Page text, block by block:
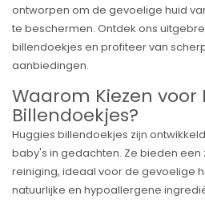
ontworpen om de gevoelige huid
te beschermen. Ontdek ons
billendoekjes en profiteer van
aanbiedingen.
Waarom Kiezen voor
Billendoekjes?
Huggies billendoekjes zijn
baby's in gedachten. Ze bieden
reiniging, ideaal voor de gevoelige
natuurlijke en hypoallergene